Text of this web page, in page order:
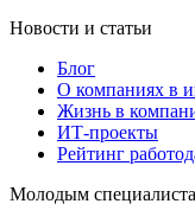
Новости и статьи
Блог
О компаниях в
Жизнь в
ИТ-проекты
Рейтинг
Молодым